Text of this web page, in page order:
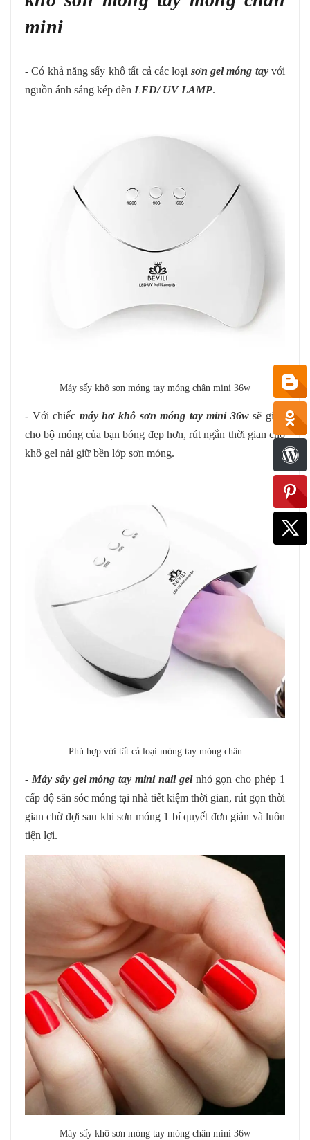
mini
- Có khả năng sấy khô tất cả các loại sơn gel móng tayvới
nguồn ánh sáng kép đèn LED/ UV LAMP.
Máy sấy khô sơn móng tay móng chân mini 36w
- Với chiếc máy hơ khô sơn móng tay mini 36wsẽ giúp
cho bộ móng của bạn bóng đẹp hơn, rút ngắn thời gian chờ
khô gel nài giữ bền lớp sơn móng.
Phù hợp với tất cả loại móng tay móng chân
- Máy sấy gel móng tay mini nail gelnhỏ gọn cho phép 1
cấp độ săn sóc móng tại nhà tiết kiệm thời gian, rút gọn thời
gian chờ đợi sau khi sơn móng 1 bí quyết đơn giản và luôn
tiện lợi.
Máy sấy khô sơn móng tay móng chân mini 36w